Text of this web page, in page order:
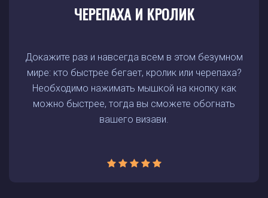
ЧЕРЕПАХА И КРОЛИК
Докажите раз и навсегда всем в этом безумном
мире: кто быстрее бегает, кролик или черепаха?
Необходимо нажимать мышкой на кнопку как
можно быстрее, тогда вы сможете обогнать
вашего визави.